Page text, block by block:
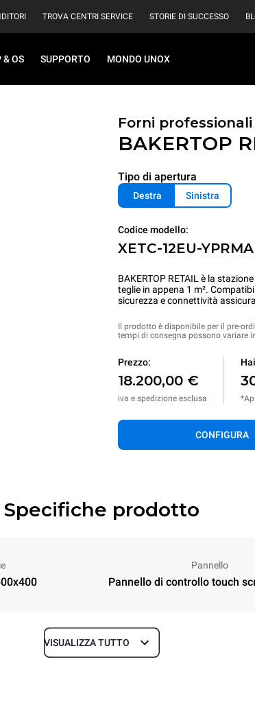
TROVA CENTRI SERVICE STORIE DI SUCCESSO
& OS SUPPORTO MONDO UNOX
Forni
BAKERTOP
Tipo di apertura
Destra Sinistra
Codice modello:
XETC-12EU-YPRMA
BAKERTOP RETAIL è la
teglie in appena 1 m².
sicurezza e connettività
Il prodotto è disponibile per il pre-
tempi di consegna possono variare
Prezzo:
18.200,00 €
iva e spedizione esclusa
CONFIGURA
Specifiche prodotto
Pannello
Pannello di controllo touch
Profondità
VISUALIZZA TUTTO